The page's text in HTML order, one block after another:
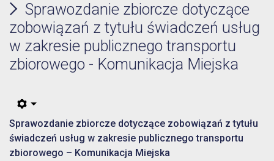
Sprawozdanie zbiorcze dotyczące
zobowiązań z tytułu świadczeń usług
w zakresie publicznego transportu
zbiorowego - Komunikacja Miejska
Sprawozdanie zbiorcze dotyczące zobowiązań z tytułu
świadczeń usług w zakresie publicznego transportu
zbiorowego – Komunikacja Miejska